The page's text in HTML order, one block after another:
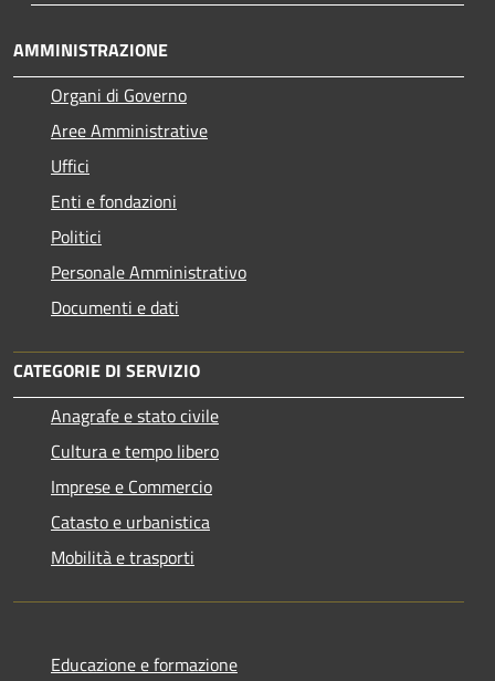
AMMINISTRAZIONE
Organi di Governo
Aree Amministrative
Uffici
Enti e fondazioni
Politici
Personale Amministrativo
Documenti e dati
CATEGORIE DI SERVIZIO
Anagrafe e stato civile
Cultura e tempo libero
Imprese e Commercio
Catasto e urbanistica
Mobilità e trasporti
Educazione e formazione